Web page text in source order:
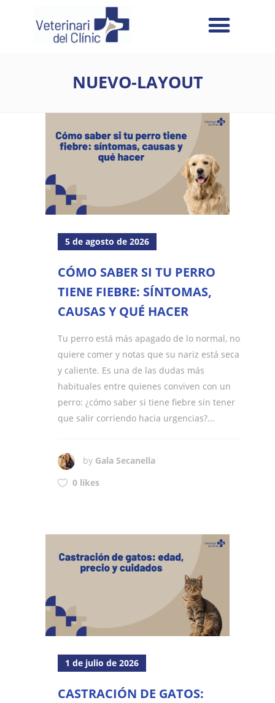
NUEVO-LAYOUT
5 de agosto de 2026
CÓMO SABER SI TU PERRO
TIENE FIEBRE: SÍNTOMAS,
CAUSAS Y QUÉ HACER
Tu perro está más apagado de lo normal, no
quiere comer y notas que su nariz está seca
y caliente. Es una de las dudas más
habituales entre quienes conviven con un
perro: ¿cómo saber si tiene fiebre sin tener
que salir corriendo hacia urgencias?...
by Gala Secanella
0 likes
1 de julio de 2026
CASTRACIÓN DE GATOS: